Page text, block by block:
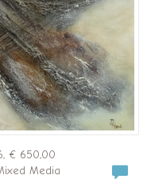
€ 650,00
Media